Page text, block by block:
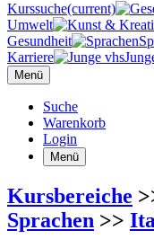
Kurssuche(current)
Umwelt
Gesundheit
Karriere
Menü
Suche
Warenkorb
Login
Menü
Kursbereiche
Sprachen >>